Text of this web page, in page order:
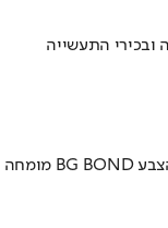
ובכירי התעשייה